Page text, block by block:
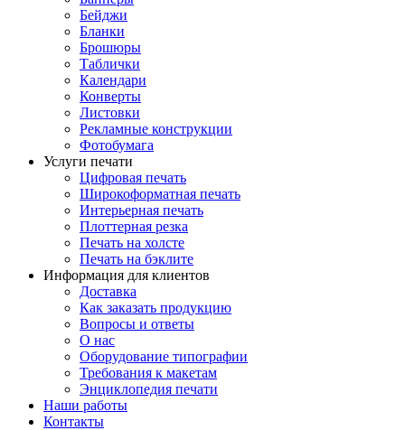
Бейджи
Бланки
Брошюры
Таблички
Календари
Конверты
Листовки
Рекламные конструкции
Фотобумага
Услуги печати
Цифровая печать
Широкоформатная печать
Интерьерная печать
Плоттерная резка
Печать на холсте
Печать на бэклите
Информация для клиентов
Доставка
Как заказать продукцию
Вопросы и ответы
О нас
Оборудование типографии
Требования к макетам
Энциклопедия печати
Наши работы
Контакты